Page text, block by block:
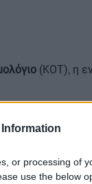
or processing of
use the below
(ΚΟΤ), η
20,9 εκατ. ευρώ.